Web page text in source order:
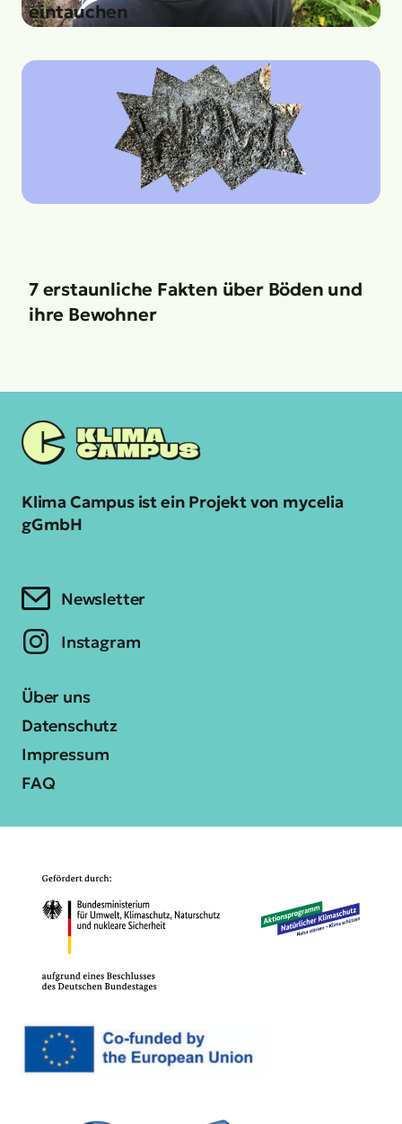
eintauchen
7 erstaunliche Fakten über Böden und
ihre Bewohner
Klima Campus ist ein Projekt von mycelia
gGmbH
Newsletter
Instagram
Über uns
Datenschutz
Impressum
FAQ